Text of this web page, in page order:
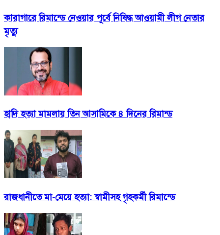
কারাগারে রিমান্ডে নেওয়ার পূর্বে নিষিদ্ধ আওয়ামী লীগ নেতার
মৃত্যু
হাদি হত্যা মামলায় তিন আসামিকে ৪ দিনের রিমান্ড
রাজধানীতে মা-মেয়ে হত্যা: স্বামীসহ গৃহকর্মী রিমান্ডে